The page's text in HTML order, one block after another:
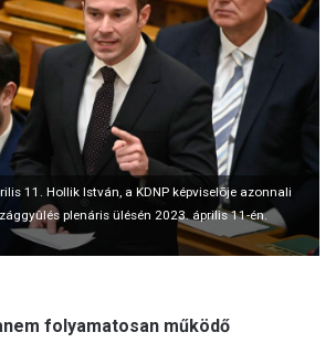
11. Hollik István, a KDNP képviselõje azonnali
plenáris ülésén 2023. április 11-én.
folyamatosan működő